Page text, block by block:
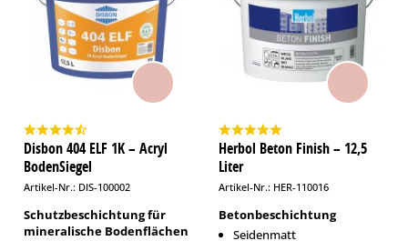
Disbon 404 ELF 1K – Acryl
BodenSiegel
Artikel-Nr.: DIS-100002
Schutzbeschichtung für
mineralische Bodenflächen
Herbol Beton Finish – 12,5
Liter
Artikel-Nr.: HER-110016
Betonbeschichtung
Seidenmatt